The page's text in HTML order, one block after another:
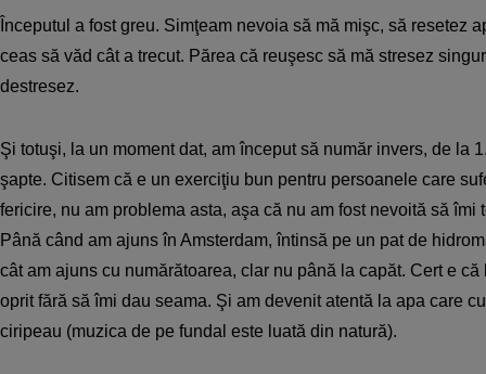
Începutul a fost greu. Simţeam nevoia să mă mişc, să resetez
ceas să văd cât a trecut. Părea că reuşesc să mă stresez
destresez.
Şi totuşi, la un moment dat, am început să număr invers, de la
şapte. Citisem că e un exerciţiu bun pentru persoanele care
fericire, nu am problema asta, aşa că nu am fost nevoită să îmi
Până când am ajuns în Amsterdam, întinsă pe un pat de
cât am ajuns cu numărătoarea, clar nu până la capăt. Cert e că
oprit fără să îmi dau seama. Şi am devenit atentă la apa care
ciripeau (muzica de pe fundal este luată din natură).